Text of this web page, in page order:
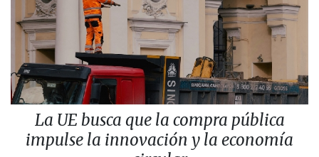
La UE busca que la compra pública
impulse la innovación y la economía